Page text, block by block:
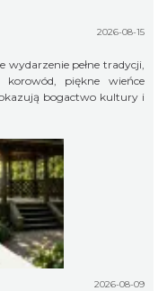
2026-08-15
pełne tradycji,
piękne wieńce
bogactwo kultury i
2026-08-09